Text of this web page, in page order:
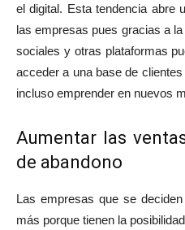
el digital. Esta tendencia abre
las empresas pues gracias a
sociales y otras plataformas
acceder a una base de
incluso emprender en nuevos
Aumentar las
de abandono
Las empresas que se
más porque tienen la